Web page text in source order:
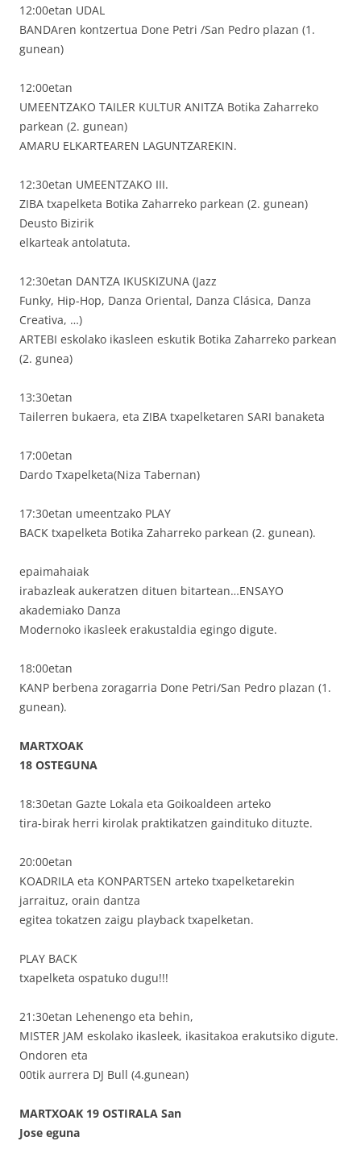
12:00etan UDAL
BANDAren kontzertua Done Petri /San Pedro plazan (1.
gunean)
12:00etan
UMEENTZAKO TAILER KULTUR ANITZA Botika Zaharreko
parkean (2. gunean)
AMARU ELKARTEAREN LAGUNTZAREKIN.
12:30etan UMEENTZAKO III.
ZIBA txapelketa Botika Zaharreko parkean (2. gunean)
Deusto Bizirik
elkarteak antolatuta.
12:30etan DANTZA IKUSKIZUNA (Jazz
Funky, Hip-Hop, Danza Oriental, Danza Clásica, Danza
Creativa, …)
ARTEBI eskolako ikasleen eskutik Botika Zaharreko parkean
(2. gunea)
13:30etan
Tailerren bukaera, eta ZIBA txapelketaren SARI banaketa
17:00etan
Dardo Txapelketa(Niza Tabernan)
17:30etan umeentzako PLAY
BACK txapelketa Botika Zaharreko parkean (2. gunean).
epaimahaiak
irabazleak aukeratzen dituen bitartean…ENSAYO
akademiako Danza
Modernoko ikasleek erakustaldia egingo digute.
18:00etan
KANP berbena zoragarria Done Petri/San Pedro plazan (1.
gunean).
MARTXOAK
18 OSTEGUNA
18:30etan Gazte Lokala eta Goikoaldeen arteko
tira-birak herri kirolak praktikatzen gaindituko dituzte.
20:00etan
KOADRILA eta KONPARTSEN arteko txapelketarekin
jarraituz, orain dantza
egitea tokatzen zaigu playback txapelketan.
PLAY BACK
txapelketa ospatuko dugu!!!
21:30etan Lehenengo eta behin,
MISTER JAM eskolako ikasleek, ikasitakoa erakutsiko digute.
Ondoren eta
00tik aurrera DJ Bull (4.gunean)
MARTXOAK 19 OSTIRALA San
Jose eguna